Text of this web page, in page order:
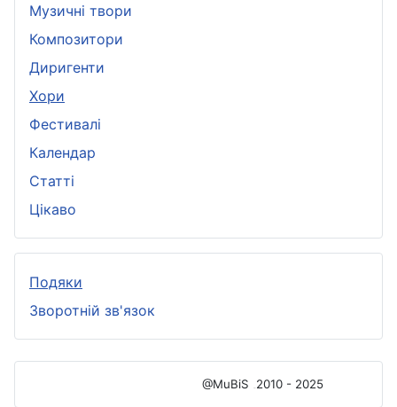
Музичні твори
Композитори
Диригенти
Хори
Фестивалі
Календар
Статті
Цікаво
Подяки
Зворотній зв'язок
@MuBiS 2010 - 2025